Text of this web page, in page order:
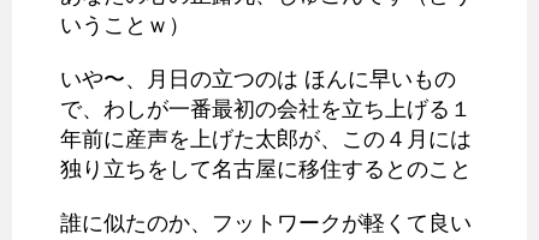
いうことｗ）
いや〜、月日の立つのは ほんに早いもの
で、わしが一番最初の会社を立ち上げる１
年前に産声を上げた太郎が、この４月には
独り立ちをして名古屋に移住するとのこと
誰に似たのか、フットワークが軽くて良い